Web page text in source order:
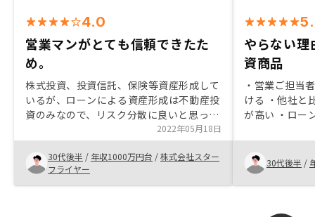
4.0
営業マンがとても信頼できたた
め。
株式投資、投資信託、保険等資産形成して
いるが、ローンによる資産形成は不動産投
資のみなので、リスク分散に良いと思って
いたので、いずれはやろうと思っていた。
担当営業マンはとても真剣に取り組んでお
り、信頼できる方だったので購入を決意し
た。
2022年05月18日
30代後半 / 年収1000万円台 /株式会社スター
フライヤー
やらない理
資商品
・営業ご担当
ける ・他社と
が高い ・ロー
軽にクイック
に沿わない場
件が一覧で見
りよい
30代後半 /